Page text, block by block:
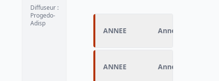
Diffuseur :
Progedo-
Adisp
ANNEE Année du jour
ANNEE Année du jour